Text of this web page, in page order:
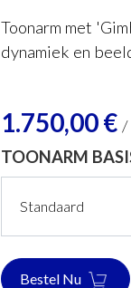
Toonarm met
dynamiek en
1.750,00€ /
TOONARM
Bestel Nu